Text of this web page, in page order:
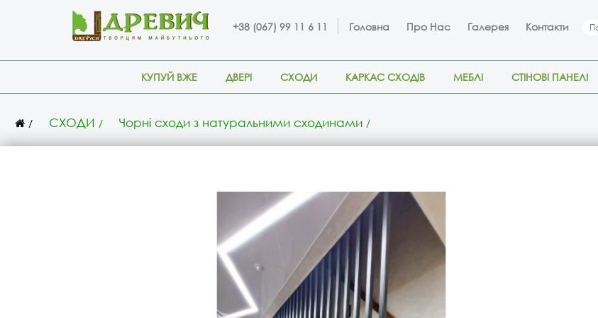
+38 (067) 99 11 6 11 Головна Про Нас Галерея Контакти
КУПУЙ ВЖЕ ДВЕРІ СХОДИ КАРКАС СХОДІВ МЕБЛІ СТІНОВІ ПАНЕЛІ
СХОДИ Чорні сходи з натуральними сходинами